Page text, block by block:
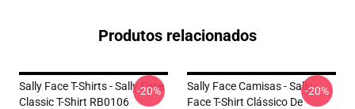
Produtos relacionados
Sally Face T-Shirts - Sally Face
Classic T-Shirt RB0106
-20%
Sally Face Camisas - Sally
Face T-Shirt Clássico De
-20%